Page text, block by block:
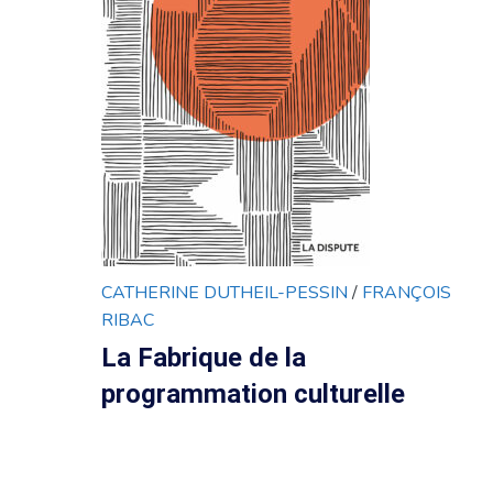
CATHERINE DUTHEIL-PESSIN / FRANÇOIS
RIBAC
La Fabrique de la
programmation culturelle